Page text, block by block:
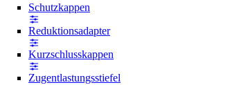
Schutzkappen
Reduktionsadapter
Kurzschlusskappen
Zugentlastungsstiefel